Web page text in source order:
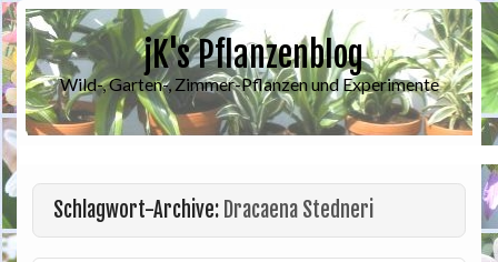
jK's Pflanzenblog
Wild-, Garten-, Zimmer-Pflanzen und Experimente
Schlagwort-Archive: Dracaena Stedneri